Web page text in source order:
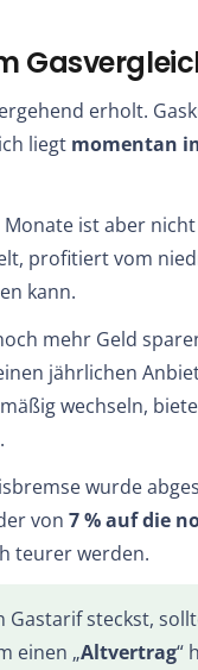
erholt.
liegt momentan
ist aber
profitiert vom
kann.
mehr Geld
jährlichen
wechseln,
wurde
von 7 % auf die
teurer werden.
steckst,
einen „Altvertrag“